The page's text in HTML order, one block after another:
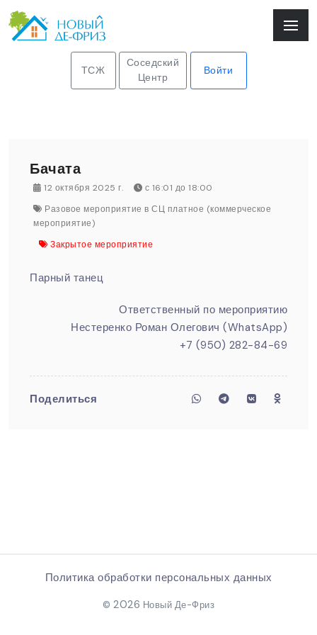
ТСЖ
Соседский
Центр
Войти
Бачата
12 октября 2025 г.
с 16:01 до 18:00
Разовое мероприятие в СЦ платное (коммерческое
мероприятие)
Закрытое мероприятие
Парный танец
Ответственный по мероприятию
Нестеренко Роман Олегович (WhatsApp)
+7 (950) 282-84-69
Поделиться
Политика обработки персональных данных
© 2026 Новый Де-Фриз